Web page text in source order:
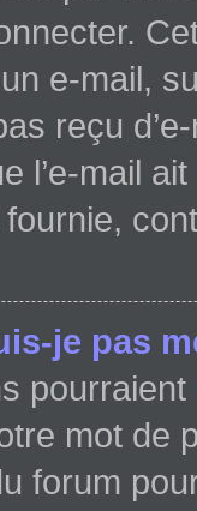
e-mail,
reçu
l’e-mail
fournie,
je pas
mot de
forum